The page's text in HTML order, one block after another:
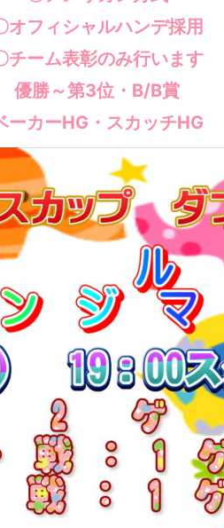
オフィシャルハンデ採用
チーム表彰のみ行います
優勝～第3位・B/B賞
ーカーHG・スカッチHG